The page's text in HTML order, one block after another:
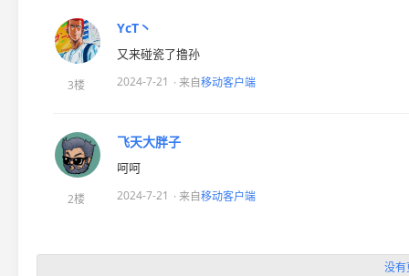
3楼
YcT丶
又来碰瓷了撸孙
2024-7-21 · 来自移动客户端
2楼
飞天大胖子
呵呵
2024-7-21 · 来自移动客户端
没有